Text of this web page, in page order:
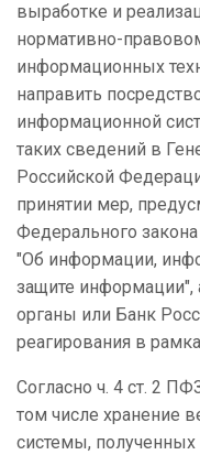
выработке и
нормативно-
информационных
направить
информационной
таких сведений в
Российской
принятии мер,
Федерального
"Об информации,
защите
органы или Банк
реагирования в
Согласно ч. 4 ст. 2
том числе хранение
системы, полученных